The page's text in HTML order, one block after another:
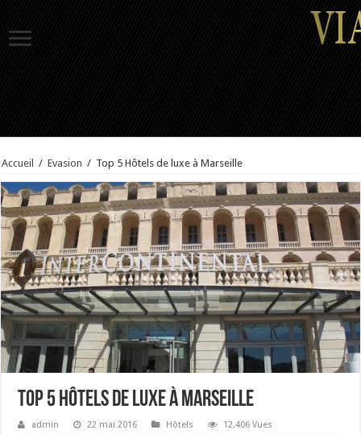
Accueil / Evasion / Top 5 Hôtels de luxe à Marseille
Top 5 Hôtels de luxe à Marseille
admin 22 mai 2016 Hôtels 12,406 Vues